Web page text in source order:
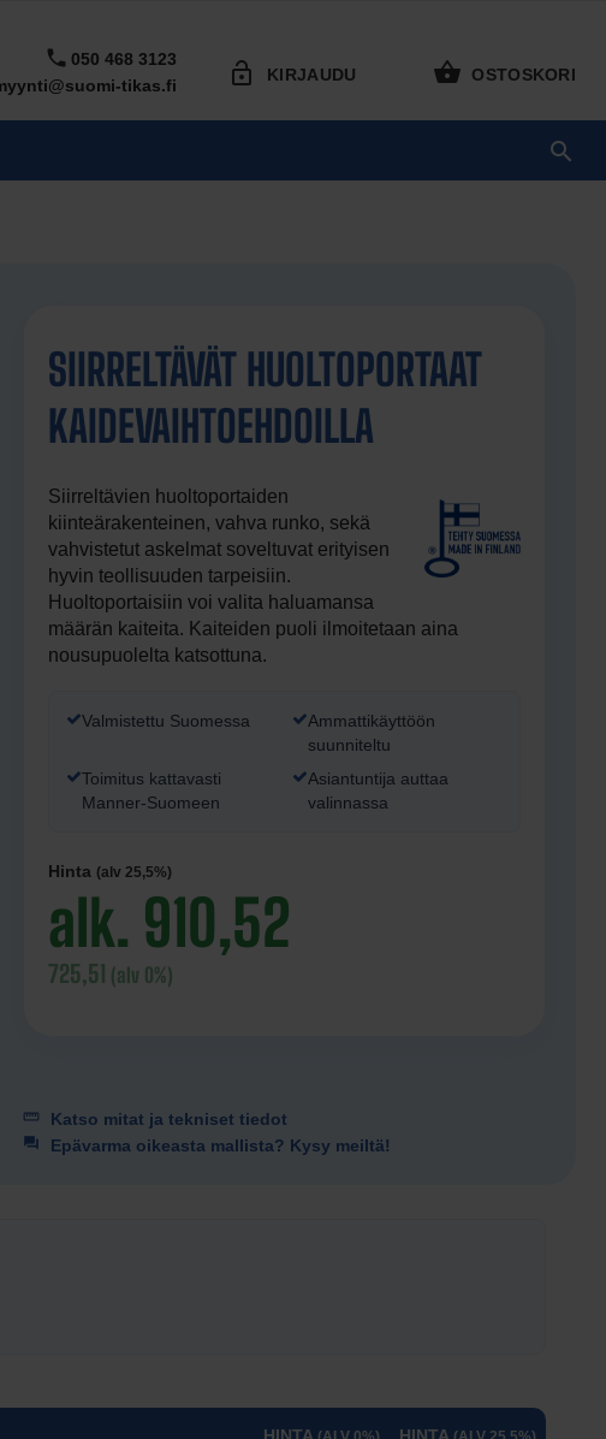
050 468 3123
tikas.fi
KIRJAUDU OSTOSKORI
SIIRRELTÄVÄT HUOLTOPORTAAT
KAIDEVAIHTOEHDOILLA
Siirreltävien huoltoportaiden
kiinteärakenteinen, vahva runko, sekä
vahvistetut askelmat soveltuvat erityisen
hyvin teollisuuden tarpeisiin.
Huoltoportaisiin voi valita haluamansa
määrän kaiteita. Kaiteiden puoli ilmoitetaan aina
nousupuolelta katsottuna.
Valmistettu Suomessa
Ammattikäyttöön
suunniteltu
Toimitus kattavasti
Manner-Suomeen
Asiantuntija auttaa
valinnassa
Hinta (alv 25,5%)
alk. 910,52
725,51 (alv 0%)
Katso mitat ja tekniset tiedot
Epävarma oikeasta mallista? Kysy meiltä!